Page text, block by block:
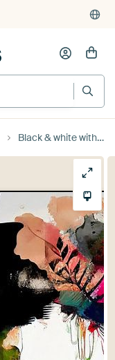
Black & white with flower colour splash